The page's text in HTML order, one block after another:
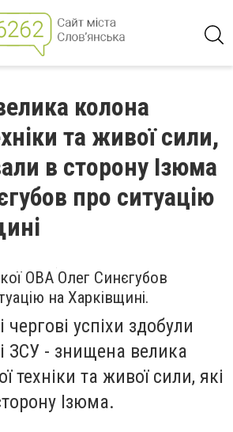
колона
та живої сили,
в сторону Ізюма
про ситуацію
ОВА Олег Синєгубов
на Харківщині.
чергові успіхи здобули
ЗСУ - знищена велика
техніки та живої сили, які
Ізюма.